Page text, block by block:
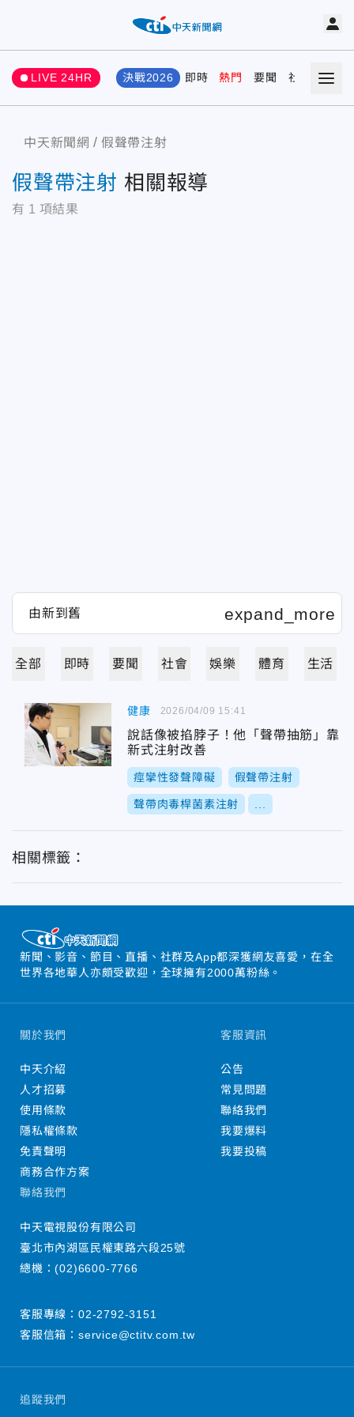
LIVE 24HR 決戰2026 即時 熱門 要聞 社會 娛樂
中天新聞網 假聲帶注射
假聲帶注射 相關報導
有 1 項結果
全部 即時 要聞 社會 娛樂 體育 生活
健康
說話像被掐脖子！他「聲帶抽筋」靠
新式注射改善
痙攣性發聲障礙 假聲帶注射
聲帶肉毒桿菌素注射
2026/04/09 15:41
相關標籤：
新聞、影音、節目、直播、社群及App都深獲網友喜愛，在全
世界各地華人亦頗受歡迎，全球擁有2000萬粉絲。
追蹤我們
關於我們
中天介紹
人才招募
使用條款
隱私權條款
免責聲明
商務合作方案
客服資訊
公告
常見問題
聯絡我們
我要爆料
我要投稿
聯絡我們
中天電視股份有限公司
臺北市內湖區民權東路六段25號
總機：(02)6600-7766
客服專線： 02-2792-3151
客服信箱： service@ctitv.com.tw